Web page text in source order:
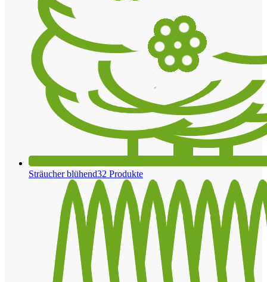
Sträucher blühend32 Produkte